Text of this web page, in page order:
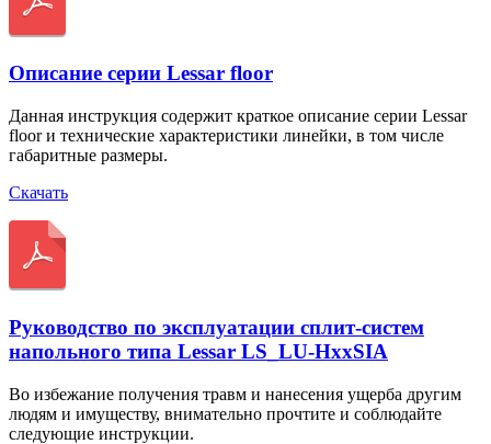
Описание серии Lessar floor
Данная инструкция содержит краткое описание серии Lessar
floor и технические характеристики линейки, в том числе
габаритные размеры.
Скачать
Руководство по эксплуатации сплит-систем
напольного типа Lessar LS_LU-HxxSIA
Во избежание получения травм и нанесения ущерба другим
людям и имуществу, внимательно прочтите и соблюдайте
следующие инструкции.